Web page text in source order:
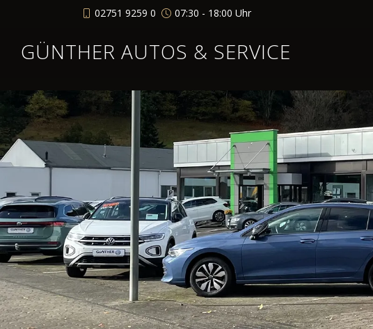
02751 9259 0 07:30 - 18:00 Uhr
GÜNTHER AUTOS & SERVICE